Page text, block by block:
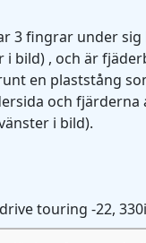
3 fingrar under
bild) , och är
en plaststång
och
i bild).
touring -22,